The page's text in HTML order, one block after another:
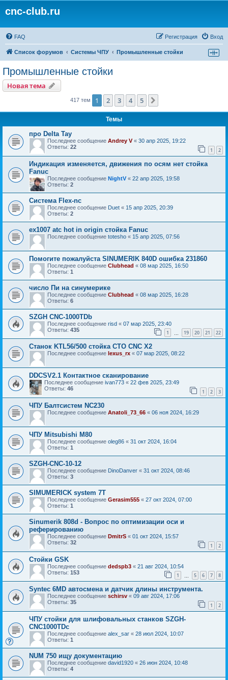
cnc-club.ru
FAQ Вход
Регистрация
Список форумов Системы ЧПУ Промышленные стойки
Промышленные стойки
Новая тема
417 тем 1 2 3 4 5
Темы
про Delta Tay
Последнее сообщение Andrey V« 30 апр 2025, 19:22
Ответы: 22 1 2
Индикация изменяется, движения по осям нет стойка
Fanuc
Последнее сообщение NightV « 22 апр 2025, 19:58
Ответы: 2
Система Flex-nc
Последнее сообщение Duet « 15 апр 2025, 20:39
Ответы: 2
ex1007 atc hot in origin стойка Fanuc
Последнее сообщение totesho « 15 апр 2025, 07:56
Помогите пожалуйста SINUMERIK 840D ошибка 231860
Последнее сообщение Clubhead « 08 мар 2025, 16:50
Ответы: 1
число Пи на синумерике
Последнее сообщение Clubhead « 08 мар 2025, 16:28
Ответы: 6
SZGH CNC-1000TDb
Последнее сообщение risd « 07 мар 2025, 23:40
Ответы: 435 1 19 20 21 22
Станок KTL56/500 стойка CTO CNC X2
Последнее сообщение lexus_rx « 07 мар 2025, 08:22
DDCSV2.1 Контактное сканирование
Последнее сообщение ivan773 « 22 фев 2025, 23:49
Ответы: 46 1 2 3
ЧПУ Балтсистем NC230
Последнее сообщение Anatoli_73_66 « 06 ноя 2024, 16:29
ЧПУ Mitsubishi M80
Последнее сообщение oleg86 « 31 окт 2024, 16:04
Ответы: 1
SZGH-CNC-10-12
Последнее сообщение DinoDanver « 31 окт 2024, 08:46
Ответы: 3
SIMUMERICK system 7T
Последнее сообщение Gerasim555 « 27 окт 2024, 07:00
Ответы: 1
Sinumerik 808d - Вопрос по оптимизации оси и
реферированию
Последнее сообщение DmitrS « 01 окт 2024, 15:57
Ответы: 32 1 2
Стойки GSK
Последнее сообщение dedspb3 « 21 авг 2024, 10:54
Ответы: 153 1 5 6 7 8
Syntec 6MD автосмена и датчик длины инструмента.
Последнее сообщение schirsv « 09 авг 2024, 17:06
Ответы: 35 1 2
ЧПУ стойки для шлифовальных станков SZGH-
CNC1000TDc
Последнее сообщение alex_sar « 28 июл 2024, 10:07
Ответы: 1
NUM 750 ищу документацию
Последнее сообщение david1920 « 26 июн 2024, 10:48
Ответы: 4